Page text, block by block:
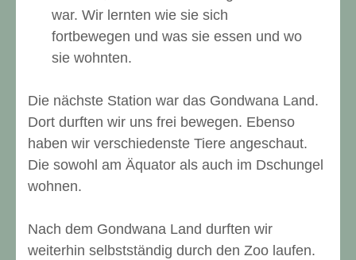
war. Wir lernten wie sie sich
fortbewegen und was sie essen und wo
sie wohnten.
Die nächste Station war das Gondwana Land.
Dort durften wir uns frei bewegen. Ebenso
haben wir verschiedenste Tiere angeschaut.
Die sowohl am Äquator als auch im Dschungel
wohnen.
Nach dem Gondwana Land durften wir
weiterhin selbstständig durch den Zoo laufen.